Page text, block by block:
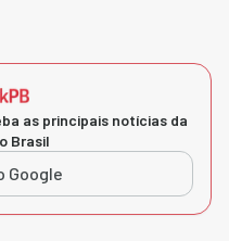
as principais notícias da
Brasil
Google